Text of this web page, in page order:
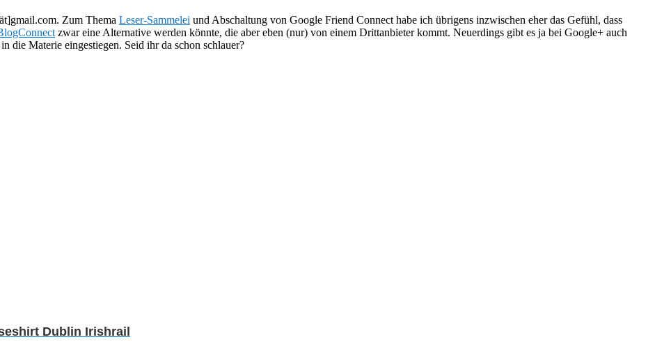
Zum Thema Leser-Sammelei und Abschaltung von Google Friend Connect habe ich übrigens inzwischen eher das Gefühl, dass
zwar eine Alternative werden könnte, die aber eben (nur) von einem Drittanbieter kommt. Neuerdings gibt es ja bei Google+ auch
die Materie eingestiegen. Seid ihr da schon schlauer?
Dublin Irishrail